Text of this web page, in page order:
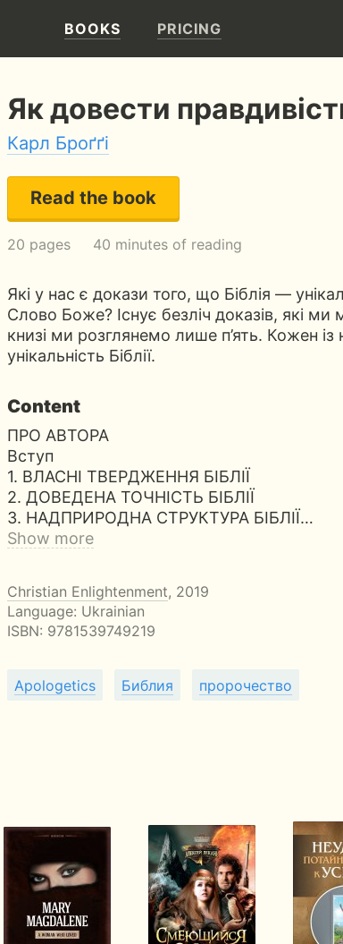
BOOKS PRICING
Як довести
Карл Броґґі
Read the book
20 pages 40 minutes of reading
Які у нас є докази того, що Біблія —
Слово Боже? Існує безліч доказів, які ми
книзі ми розглянемо лише п’ять. Кожен із
унікальність Біблії.
Content
ПРО АВТОРА
Вступ
1. ВЛАСНІ ТВЕРДЖЕННЯ БІБЛІЇ
2. ДОВЕДЕНА ТОЧНІСТЬ БІБЛІЇ
3. НАДПРИРОДНА СТРУКТУРА БІБЛІЇ…
Show more
Christian Enlightenment, 2019
Language: Ukrainian
ISBN: 9781539749219
Apologetics Библия пророчество